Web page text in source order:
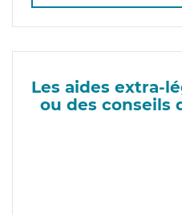
Les aides extra-
ou des conseils